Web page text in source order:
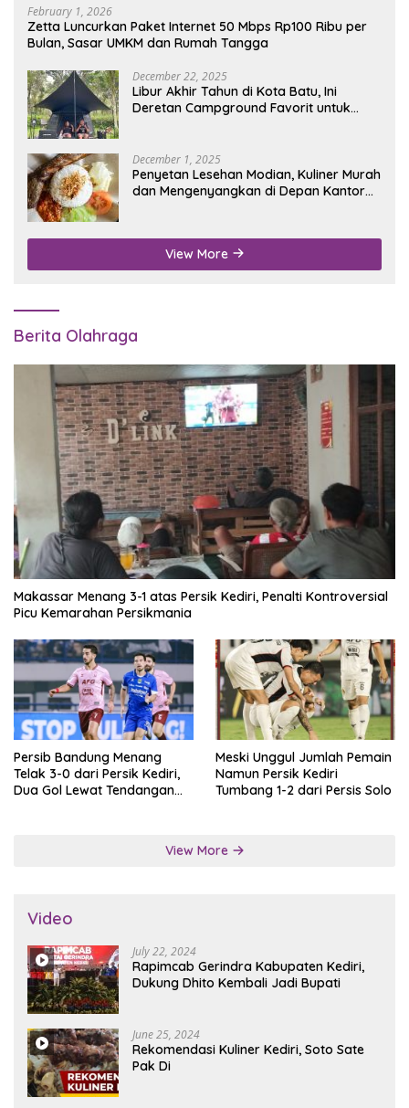
February 1, 2026
Zetta Luncurkan Paket Internet 50 Mbps Rp100 Ribu per
Bulan, Sasar UMKM dan Rumah Tangga
December 22, 2025
Libur Akhir Tahun di Kota Batu, Ini
Deretan Campground Favorit untuk
December 1, 2025
Penyetan Lesehan Modian, Kuliner Murah
dan Mengenyangkan di Depan Kantor
View More
Berita Olahraga
Makassar Menang 3-1 atas Persik Kediri, Penalti Kontroversial
Picu Kemarahan Persikmania
Persib Bandung Menang
Telak 3-0 dari Persik Kediri,
Dua Gol Lewat Tendangan
Meski Unggul Jumlah Pemain
Namun Persik Kediri
Tumbang 1-2 dari Persis Solo
View More
Video
July 22, 2024
Rapimcab Gerindra Kabupaten Kediri,
Dukung Dhito Kembali Jadi Bupati
June 25, 2024
Rekomendasi Kuliner Kediri, Soto Sate
Pak Di